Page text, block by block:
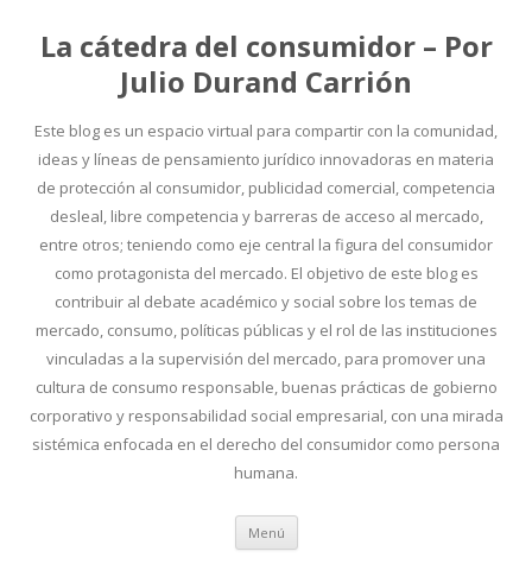
La cátedra del consumidor – Por
Julio Durand Carrión
Este blog es un espacio virtual para compartir con la comunidad,
ideas y líneas de pensamiento jurídico innovadoras en materia
de protección al consumidor, publicidad comercial, competencia
desleal, libre competencia y barreras de acceso al mercado,
entre otros; teniendo como eje central la figura del consumidor
como protagonista del mercado. El objetivo de este blog es
contribuir al debate académico y social sobre los temas de
mercado, consumo, políticas públicas y el rol de las instituciones
vinculadas a la supervisión del mercado, para promover una
cultura de consumo responsable, buenas prácticas de gobierno
corporativo y responsabilidad social empresarial, con una mirada
sistémica enfocada en el derecho del consumidor como persona
humana.
Menú Ir
contenido